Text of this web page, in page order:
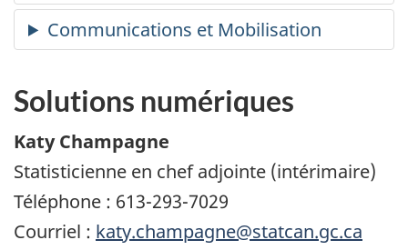
Solutions numériques
Katy Champagne
Statisticienne en chef adjointe (intérimaire)
Téléphone : 613-293-7029
Courriel : katy.champagne@statcan.gc.ca